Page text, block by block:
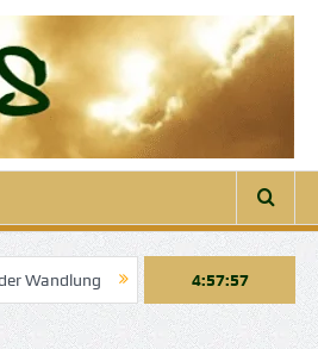
Engelbotschaft heute 22. März 2025:
4:57:58